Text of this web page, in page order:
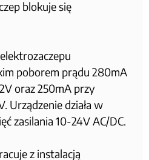
blokuje się
poborem prądu 280mA
oraz 250mA przy
Urządzenie działa w
zasilania 10-24V AC/DC.
z instalacją